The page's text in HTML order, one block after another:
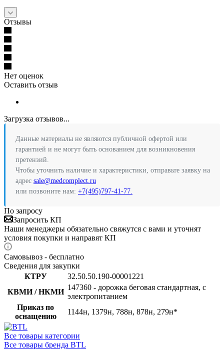
Отзывы
Нет оценок
Оставить отзыв
Загрузка отзывов...
Данные материалы не являются публичной офертой или
гарантией и не могут быть основанием для возникновения
претензий.
Чтобы уточнить наличие и характеристики, отправьте заявку на
адрес sale@medcomplect.ru
или позвоните нам: +7(495)797-41-77.
По запросу
Запросить КП
Наши менеджеры обязательно свяжутся с вами и уточнят
условия покупки и направят КП
Самовывоз - бесплатно
Сведения для закупки
КТРУ
32.50.50.190-00001221
КВМИ / НКМИ
147360 - дорожка беговая стандартная, с
электропитанием
Приказ по
оснащению
1144н, 1379н, 788н, 878н, 279н*
Все товары категории
Все товары бренда BTL